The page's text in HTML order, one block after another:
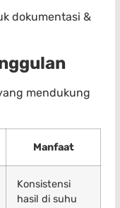
dokumentasi &
mendukung
Manfaat
Konsistensi
hasil di suhu